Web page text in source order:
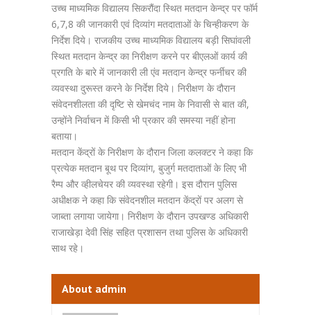
उच्च माध्यमिक विद्यालय सिकरौंदा स्थित मतदान केन्द्र पर फॉर्म
6,7,8 की जानकारी एवं दिव्यांग मतदाताओं के चिन्हीकरण के
निर्देश दिये। राजकीय उच्च माध्यमिक विद्यालय बड़ी सिघांवली
स्थित मतदान केन्द्र का निरीक्षण करने पर बीएलओं कार्य की
प्रगति के बारे में जानकारी ली एंव मतदान केन्द्र फर्नीचर की
व्यवस्था दुरूस्त करने के निर्देश दिये। निरीक्षण के दौरान
संवेदनशीलता की दृष्टि से खेमचंद नाम के निवासी से बात की,
उन्होंने निर्वाचन में किसी भी प्रकार की समस्या नहीं होना
बताया।
मतदान केंद्रों के निरीक्षण के दौरान जिला कलक्टर ने कहा कि
प्रत्येक मतदान बूथ पर दिव्यांग, बुजुर्ग मतदाताओं के लिए भी
रैम्प और व्हीलचेयर की व्यवस्था रहेगी। इस दौरान पुलिस
अधीक्षक ने कहा कि संवेदनशील मतदान केंद्रों पर अलग से
जाब्ता लगाया जायेगा। निरीक्षण के दौरान उपखण्ड अधिकारी
राजाखेड़ा देवी सिंह सहित प्रशासन तथा पुलिस के अधिकारी
साथ रहे।
About admin